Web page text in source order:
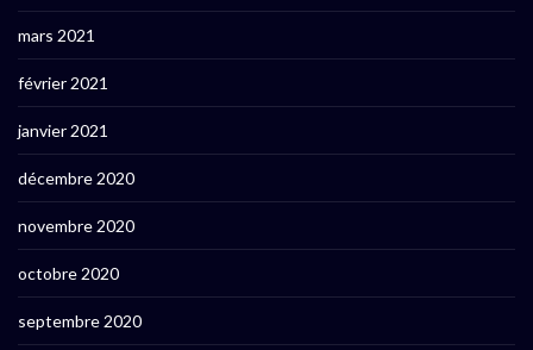
mars 2021
février 2021
janvier 2021
décembre 2020
novembre 2020
octobre 2020
septembre 2020